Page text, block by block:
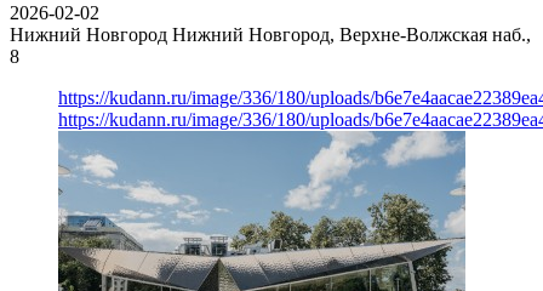
2026-02-02
Нижний Новгород Нижний Новгород, Верхне-Волжская наб.,
8
https://kudann.ru/image/336/180/uploads/
https://kudann.ru/image/336/180/uploads/